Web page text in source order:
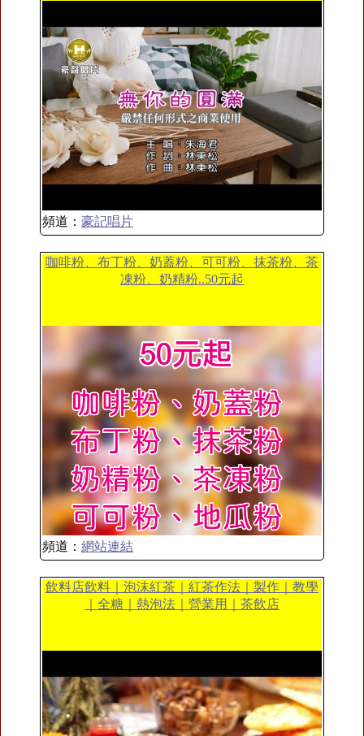
頻道： 豪記唱片
咖啡粉、布丁粉、奶蓋粉、可可粉、抹茶粉、茶
凍粉、奶精粉..50元起
頻道： 網站連結
飲料店飲料｜泡沫紅茶｜紅茶作法｜製作｜教學
｜全糖｜熱泡法｜營業用｜茶飲店